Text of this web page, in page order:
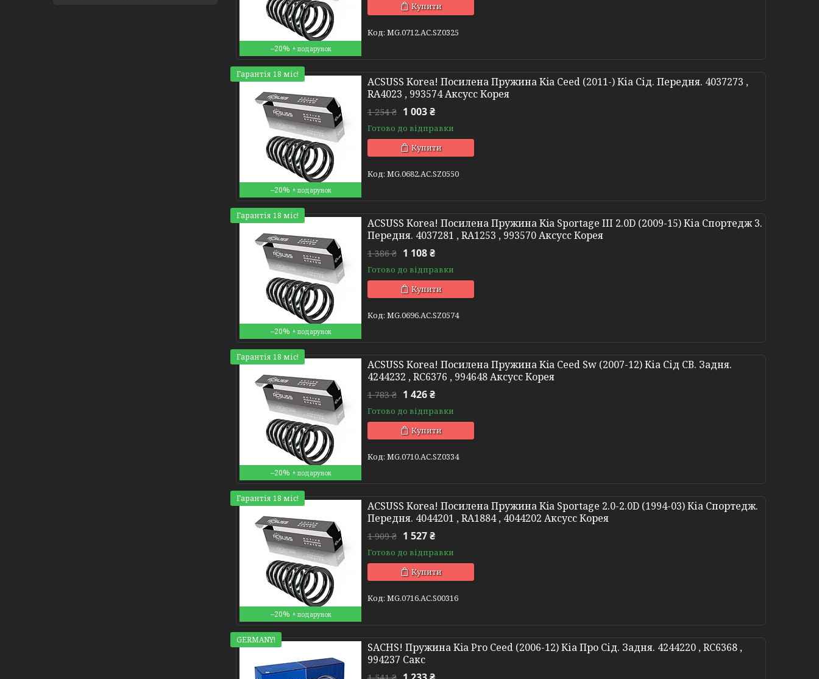
–20%
Купити
MG.0712.АС.SZ0325
Гарантія 18 міс!
–20%
ACSUSS Korea! Посилена Пружина Kia Ceed (2011-) Кіа Сід. Передня. 4037273 ,
RA4023 , 993574 Аксусс Корея
1 254 ₴ 1 003 ₴
Готово до відправки
Купити
MG.0682.АС.SZ0550
Гарантія 18 міс!
–20%
ACSUSS Korea! Посилена Пружина Kia Sportage III 2.0D (2009-15) Кіа Спортедж 3.
Передня. 4037281 , RA1253 , 993570 Аксусс Корея
1 386 ₴ 1 108 ₴
Готово до відправки
Купити
MG.0696.АС.SZ0574
Гарантія 18 міс!
–20%
ACSUSS Korea! Посилена Пружина Kia Ceed Sw (2007-12) Кіа Сід СВ. Задня.
4244232 , RC6376 , 994648 Аксусс Корея
1 783 ₴ 1 426 ₴
Готово до відправки
Купити
MG.0710.АС.SZ0334
Гарантія 18 міс!
–20%
ACSUSS Korea! Посилена Пружина Kia Sportage 2.0-2.0D (1994-03) Кіа Спортедж.
Передня. 4044201 , RA1884 , 4044202 Аксусс Корея
1 909 ₴ 1 527 ₴
Готово до відправки
Купити
MG.0716.АС.S00316
GERMANY!
SACHS! Пружина Kia Pro Ceed (2006-12) Кіа Про Сід. Задня. 4244220 , RC6368 ,
994237 Сакс